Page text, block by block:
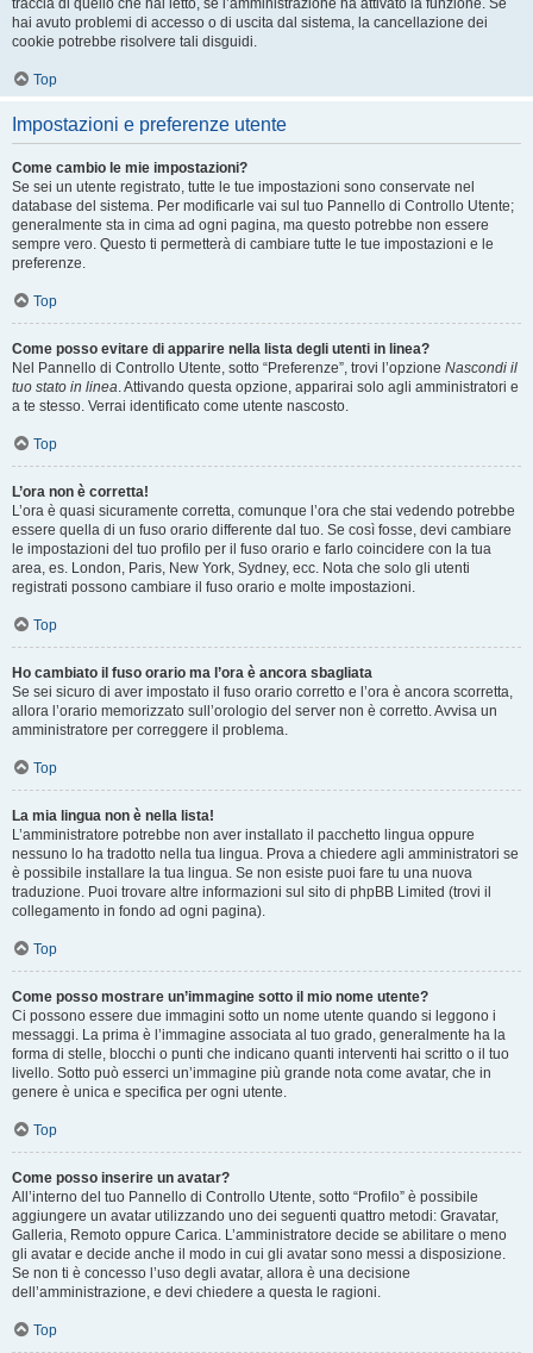
traccia di quello che hai letto, se l’amministrazione ha attivato la funzione. Se
hai avuto problemi di accesso o di uscita dal sistema, la cancellazione dei
cookie potrebbe risolvere tali disguidi.
Top
Impostazioni e preferenze utente
Come cambio le mie impostazioni?
Se sei un utente registrato, tutte le tue impostazioni sono conservate nel
database del sistema. Per modificarle vai sul tuo Pannello di Controllo Utente;
generalmente sta in cima ad ogni pagina, ma questo potrebbe non essere
sempre vero. Questo ti permetterà di cambiare tutte le tue impostazioni e le
preferenze.
Top
Come posso evitare di apparire nella lista degli utenti in linea?
Nel Pannello di Controllo Utente, sotto “Preferenze”, trovi l’opzione Nascondi il
tuo stato in linea. Attivando questa opzione, apparirai solo agli amministratori e
a te stesso. Verrai identificato come utente nascosto.
Top
L’ora non è corretta!
L’ora è quasi sicuramente corretta, comunque l’ora che stai vedendo potrebbe
essere quella di un fuso orario differente dal tuo. Se così fosse, devi cambiare
le impostazioni del tuo profilo per il fuso orario e farlo coincidere con la tua
area, es. London, Paris, New York, Sydney, ecc. Nota che solo gli utenti
registrati possono cambiare il fuso orario e molte impostazioni.
Top
Ho cambiato il fuso orario ma l’ora è ancora sbagliata
Se sei sicuro di aver impostato il fuso orario corretto e l’ora è ancora scorretta,
allora l’orario memorizzato sull’orologio del server non è corretto. Avvisa un
amministratore per correggere il problema.
Top
La mia lingua non è nella lista!
L’amministratore potrebbe non aver installato il pacchetto lingua oppure
nessuno lo ha tradotto nella tua lingua. Prova a chiedere agli amministratori se
è possibile installare la tua lingua. Se non esiste puoi fare tu una nuova
traduzione. Puoi trovare altre informazioni sul sito di phpBB Limited (trovi il
collegamento in fondo ad ogni pagina).
Top
Come posso mostrare un’immagine sotto il mio nome utente?
Ci possono essere due immagini sotto un nome utente quando si leggono i
messaggi. La prima è l’immagine associata al tuo grado, generalmente ha la
forma di stelle, blocchi o punti che indicano quanti interventi hai scritto o il tuo
livello. Sotto può esserci un’immagine più grande nota come avatar, che in
genere è unica e specifica per ogni utente.
Top
Come posso inserire un avatar?
All’interno del tuo Pannello di Controllo Utente, sotto “Profilo” è possibile
aggiungere un avatar utilizzando uno dei seguenti quattro metodi: Gravatar,
Galleria, Remoto oppure Carica. L’amministratore decide se abilitare o meno
gli avatar e decide anche il modo in cui gli avatar sono messi a disposizione.
Se non ti è concesso l’uso degli avatar, allora è una decisione
dell’amministrazione, e devi chiedere a questa le ragioni.
Top